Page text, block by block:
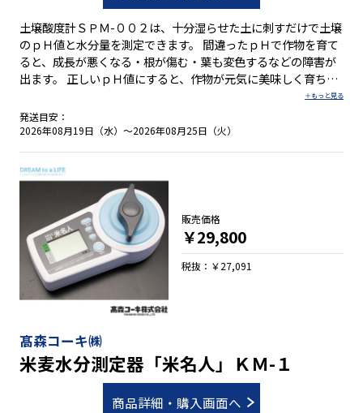
土壌酸度計ＳＰＭ-００２は、十分湿らせた土に刺すだけで土壌
のｐＨ値と水分量を測定できます。 間違ったｐＨで作物を育て
ると、成長が悪くなる・根が傷む・葉も変色するなどの障害が
出ます。 正しいｐＨ値にすると、作物が元気に美味しく育ちま
１４０種類の各作物に最適な土壌ｐＨ値の目安表付 ●電池や電
源は不要
発送目安：
2026年08月19日（水）～2026年08月25日（火）
髙森コーキ㈱
米麦水分測定器「米名人」ＫＭ-１
商品詳細・購入画面へ
販売価格
￥29,800
税抜：￥27,091